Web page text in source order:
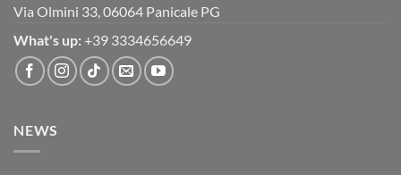
Via Olmini 33, 06064 Panicale PG
What's up: +39 3334656649
NEWS